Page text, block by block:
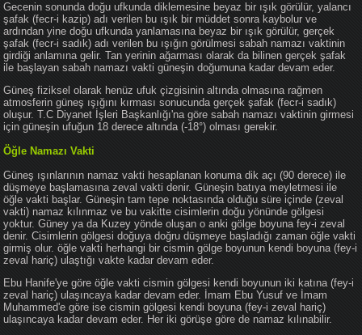
Gecenin sonunda doğu ufkunda diklemesine beyaz bir ışık görülür, yalancı
şafak (fecr-i kazip) adı verilen bu ışık bir müddet sonra kaybolur ve
ardından yine doğu ufkunda yanlamasına beyaz bir ışık görülür, gerçek
şafak (fecr-i sadık) adı verilen bu ışığın görülmesi sabah namazı vaktinin
girdiği anlamına gelir. Tan yerinin ağarması olarak da bilinen gerçek şafak
ile başlayan sabah namazı vakti güneşin doğumuna kadar devam eder.
Güneş fiziksel olarak henüz ufuk çizgisinin altında olmasına rağmen
atmosferin güneş ışığını kırması sonucunda gerçek şafak (fecr-i sadık)
oluşur. T.C Diyanet İşleri Başkanlığı'na göre sabah namazı vaktinin girmesi
için güneşin ufuğun 18 derece altında (-18°) olması gerekir.
Öğle Namazı Vakti
Güneş ışınlarının namaz vakti hesaplanan konuma dik açı (90 derece) ile
düşmeye başlamasına zeval vakti denir. Güneşin batıya meyletmesi ile
öğle vakti başlar. Güneşin tam tepe noktasında olduğu süre içinde (zeval
vakti) namaz kılınmaz ve bu vakitte cisimlerin doğu yönünde gölgesi
yoktur. Güney ya da Kuzey yönde oluşan o anki gölge boyuna fey-i zeval
denir. Cisimlerin gölgesi doğuya doğru düşmeye başladığı zaman öğle vakti
girmiş olur. öğle vakti herhangi bir cismin gölge boyunun kendi boyuna (fey-i
zeval hariç) ulaştığı vakte kadar devam eder.
Ebu Hanife'ye göre öğle vakti cismin gölgesi kendi boyunun iki katına (fey-i
zeval hariç) ulaşıncaya kadar devam eder. İmam Ebu Yusuf ve İmam
Muhammed'e göre ise cismin gölgesi kendi boyuna (fey-i zeval hariç)
ulaşıncaya kadar devam eder. Her iki görüşe göre de namaz kılınabilir.